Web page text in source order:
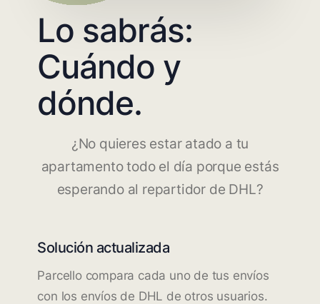
Lo sabrás:
Cuándo y
dónde.
¿No quieres estar atado a tu
apartamento todo el día porque estás
esperando al repartidor de DHL?
Solución actualizada
Parcello compara cada uno de tus envíos
con los envíos de DHL de otros usuarios.